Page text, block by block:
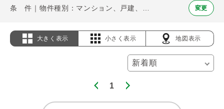
変更
大きく表示 小さく表示 地図表示
1